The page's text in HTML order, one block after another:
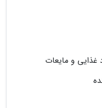
غذایی و مایعات